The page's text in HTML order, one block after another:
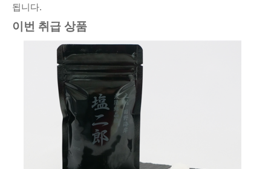
됩니다.
이번 취급 상품